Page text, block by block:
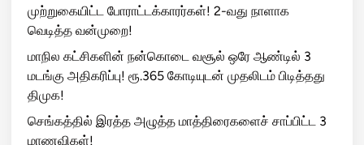
முற்றுகையிட்ட போராட்டக்காரர்கள்! 2-வது நாளாக
வெடித்த வன்முறை!
மாநில கட்சிகளின் நன்கொடை வசூல் ஒரே ஆண்டில் 3
மடங்கு அதிகரிப்பு! ரூ.365 கோடியுடன் முதலிடம் பிடித்தது
திமுக!
செங்கத்தில் இரத்த அழுத்த மாத்திரைகளைச் சாப்பிட்ட 3
மாணவிகள்!